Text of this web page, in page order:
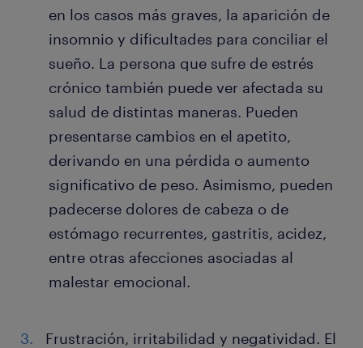
en los casos más graves, la aparición de
insomnio y dificultades para conciliar el
sueño. La persona que sufre de estrés
crónico también puede ver afectada su
salud de distintas maneras. Pueden
presentarse cambios en el apetito,
derivando en una pérdida o aumento
significativo de peso. Asimismo, pueden
padecerse dolores de cabeza o de
estómago recurrentes, gastritis, acidez,
entre otras afecciones asociadas al
malestar emocional.
Frustración, irritabilidad y negatividad. El